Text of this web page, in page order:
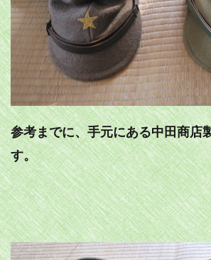
参考までに、手元にある中田商店
す。